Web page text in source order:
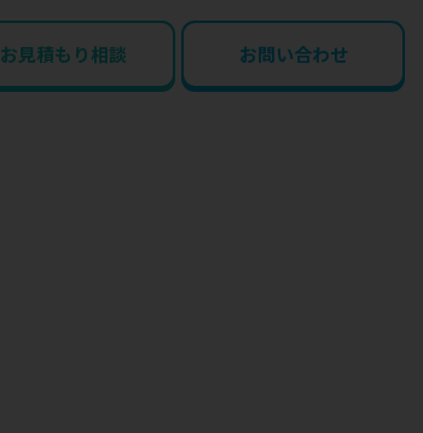
お見積もり相談 お問い合わせ